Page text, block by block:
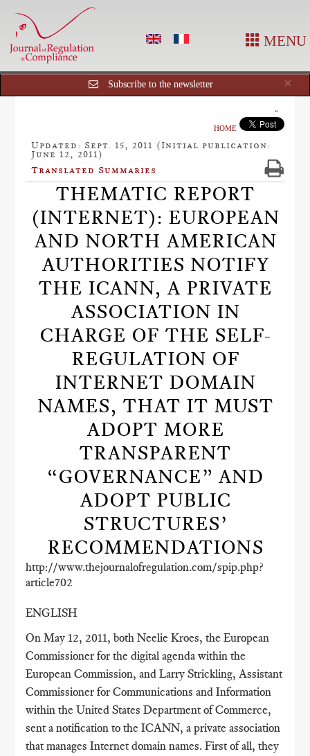
MENU
×
Subscribe to the newsletter
HOME
Updated: Sept. 15, 2011 (Initial publication:
June 12, 2011)
Translated Summaries
THEMATIC REPORT
(INTERNET): EUROPEAN
AND NORTH AMERICAN
AUTHORITIES NOTIFY
THE ICANN, A PRIVATE
ASSOCIATION IN
CHARGE OF THE SELF-
REGULATION OF
INTERNET DOMAIN
NAMES, THAT IT MUST
ADOPT MORE
TRANSPARENT
“GOVERNANCE” AND
ADOPT PUBLIC
STRUCTURES’
RECOMMENDATIONS
http://www.thejournalofregulation.com/spip.php?
article702
ENGLISH
On May 12, 2011, both Neelie Kroes, the European
Commissioner for the digital agenda within the
European Commission, and Larry Strickling, Assistant
Commissioner for Communications and Information
within the United States Department of Commerce,
sent a notification to the ICANN, a private association
that manages Internet domain names. First of all, they